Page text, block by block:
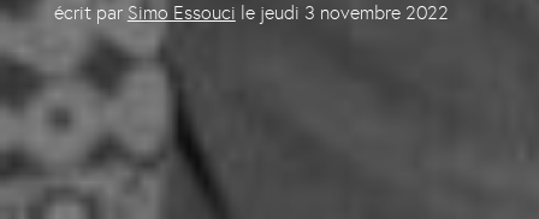
écrit par Simo Essouci le jeudi 3 novembre 2022